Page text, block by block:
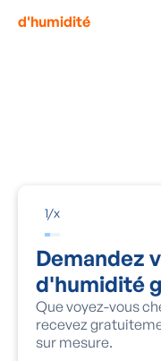
d'humidité
1/x
Demandez
d'humidité
Que voyez-vous
recevez
sur mesure.